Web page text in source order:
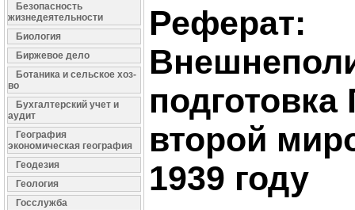
Безопасность
жизнедеятельности
Биология
Биржевое дело
Ботаника и сельское хоз-
во
Бухгалтерский учет и
аудит
География
экономическая география
Геодезия
Геология
Госслужба
Реферат:
второй
1939 году